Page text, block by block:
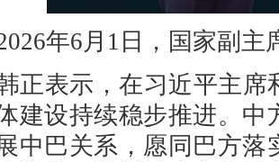
年6月1日，国家副
正表示，在习近平主席
建设持续稳步推进。
中巴关系，愿同巴方